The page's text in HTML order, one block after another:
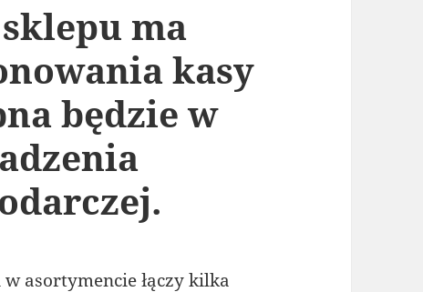
ma
kasy
będzie w
asortymencie łączy kilka